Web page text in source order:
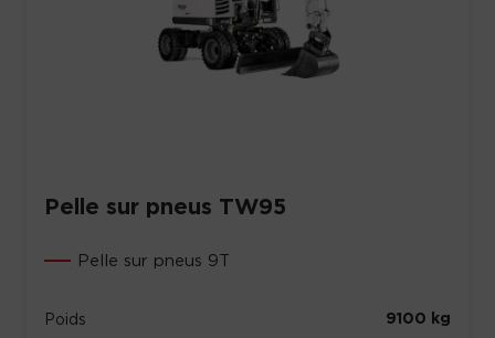
Pelle sur pneus TW95
Pelle sur pneus 9T
Poids 9100 kg